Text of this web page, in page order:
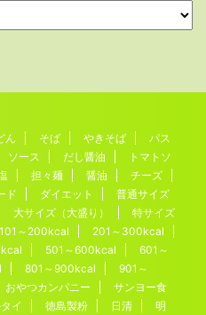
ん そば やきそば
パス
ソース だし醤油
トマトソ
担々麺 醤油
チーズ
ド ダイエット
普通サイズ
大サイズ（大盛り）
特サイズ
101～200kcal
201～300kcal
501～600kcal
601～
801～900kcal
901～
おやつカンパニー
サンヨー食
イ 徳島製粉 日清 明